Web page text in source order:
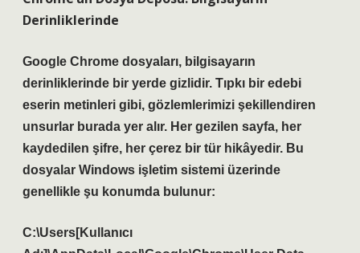
Derinliklerinde
Google Chrome dosyaları, bilgisayarın
derinliklerinde bir yerde gizlidir. Tıpkı bir edebi
eserin metinleri gibi, gözlemlerimizi şekillendiren
unsurlar burada yer alır. Her gezilen sayfa, her
kaydedilen şifre, her çerez bir tür hikâyedir. Bu
dosyalar Windows işletim sistemi üzerinde
genellikle şu konumda bulunur:
C:\Users[Kullanıcı